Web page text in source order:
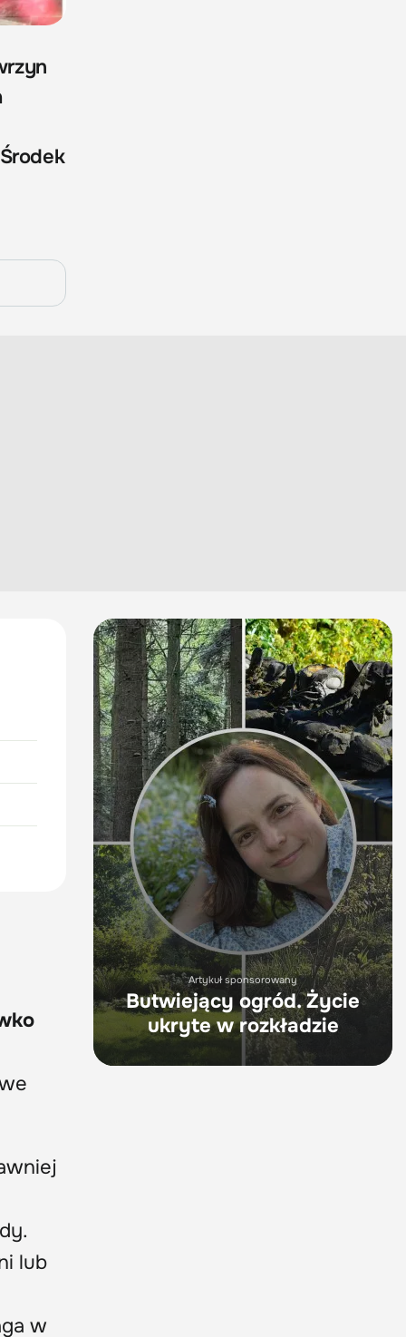
lub
w
Artykuł sponsorowany
Butwiejący ogród. Życie
ukryte w rozkładzie